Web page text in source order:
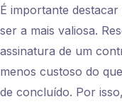
É importante
ser a mais valiosa.
assinatura de um
menos custoso do
de concluído. Por